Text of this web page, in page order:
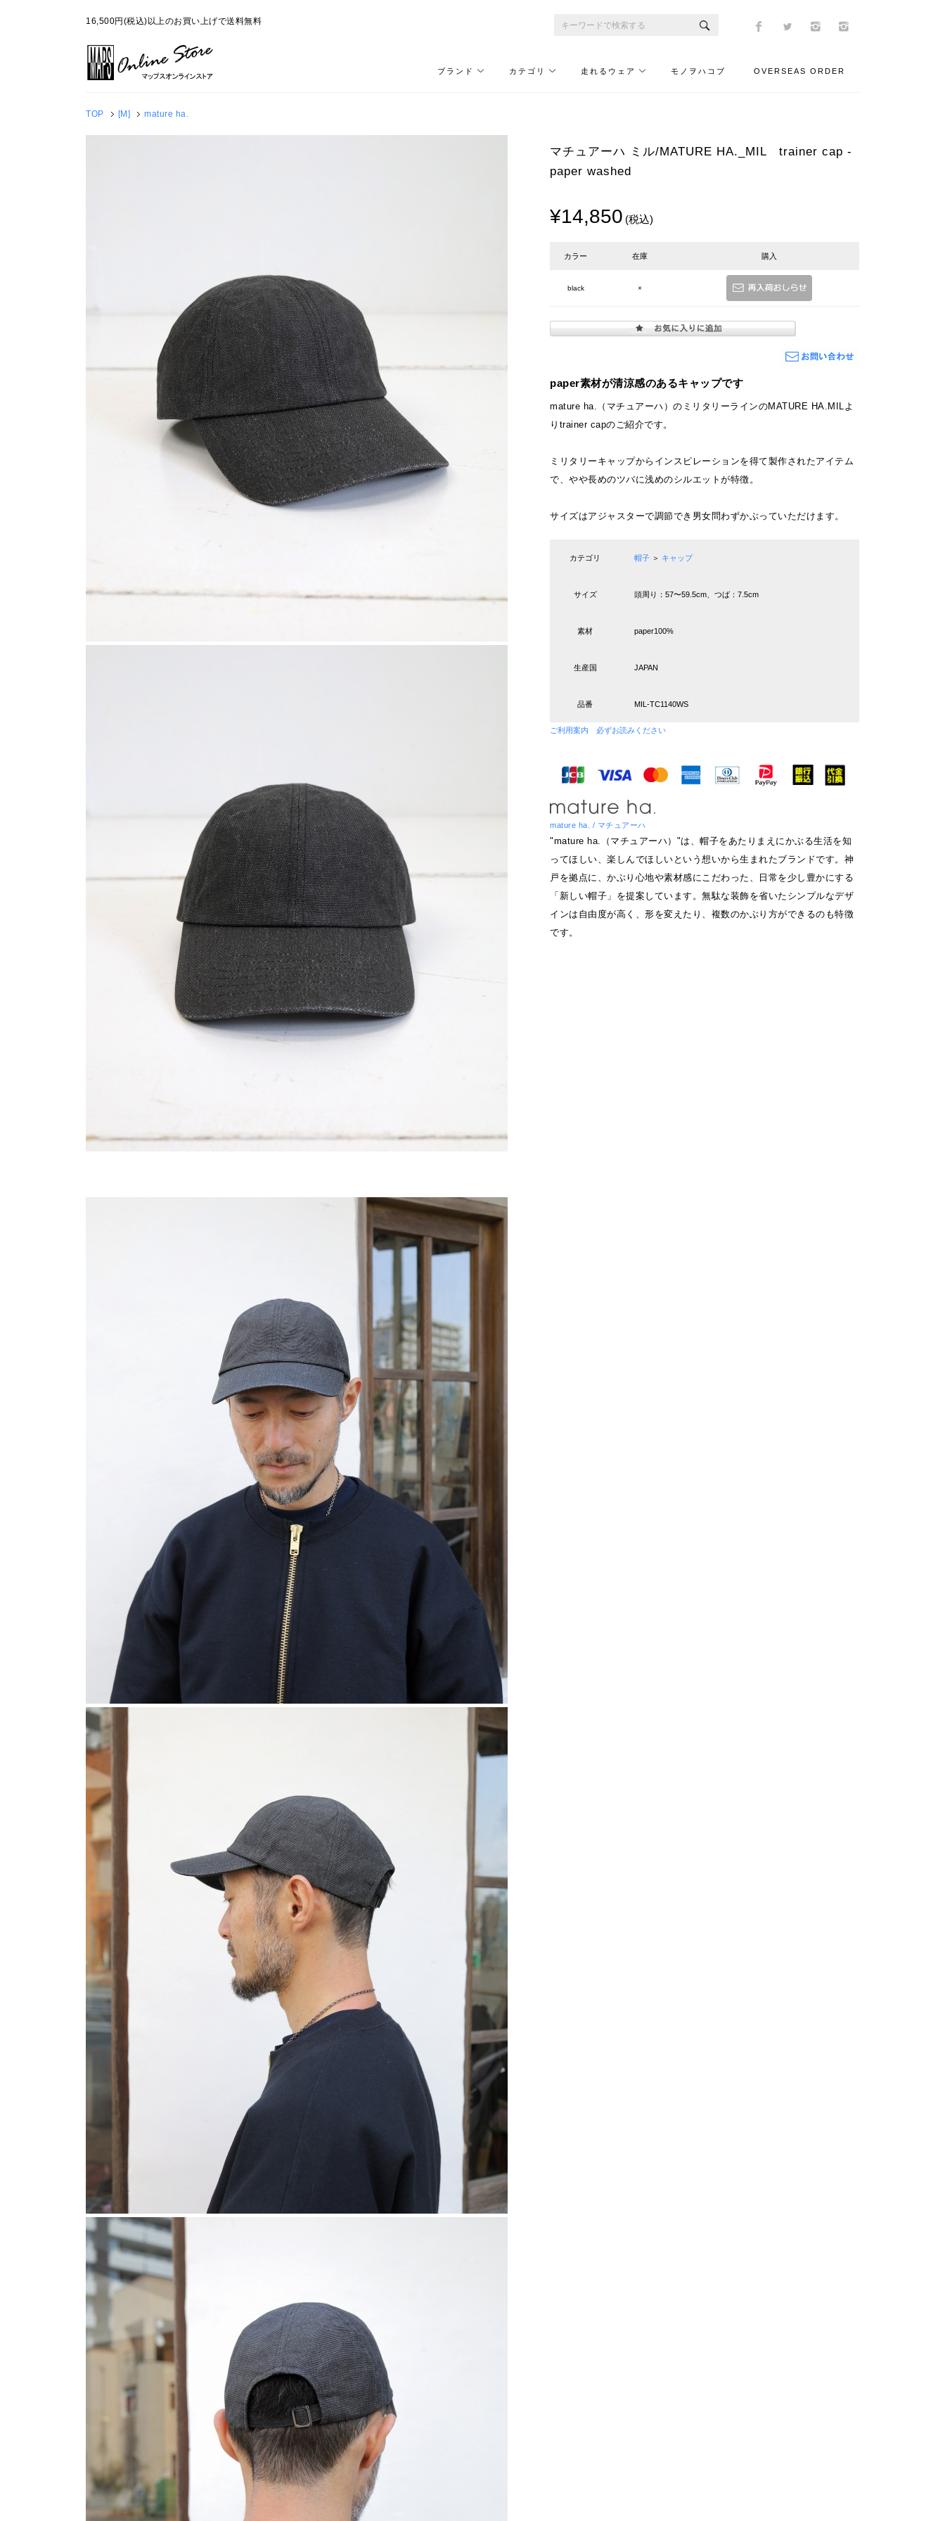
16,500円(税込)以上のお買い上げで送料無料
ブランド カテゴリ 走れるウェア モノヲハコブ OVERSEAS ORDER
TOP [M] mature ha.
マチュアーハ ミル/MATURE HA._MIL trainer cap -
paper washed
¥14,850 (税込)
カラー 在庫 購入
black ×
paper素材が清涼感のあるキャップです
mature ha.（マチュアーハ）のミリタリーラインのMATURE HA.MILよ
りtrainer capのご紹介です。
ミリタリーキャップからインスピレーションを得て製作されたアイテム
で、やや長めのツバに浅めのシルエットが特徴。
サイズはアジャスターで調節でき男女問わずかぶっていただけます。
カテゴリ 帽子 ＞ キャップ
サイズ 頭周り：57〜59.5cm、つば：7.5cm
素材 paper100%
生産国 JAPAN
品番 MIL-TC1140WS
ご利用案内 必ずお読みください
mature ha. / マチュアーハ
"mature ha.（マチュアーハ）"は、帽子をあたりまえにかぶる生活を知
ってほしい、楽しんでほしいという想いから生まれたブランドです。神
戸を拠点に、かぶり心地や素材感にこだわった、日常を少し豊かにする
「新しい帽子」を提案しています。無駄な装飾を省いたシンプルなデザ
インは自由度が高く、形を変えたり、複数のかぶり方ができるのも特徴
です。